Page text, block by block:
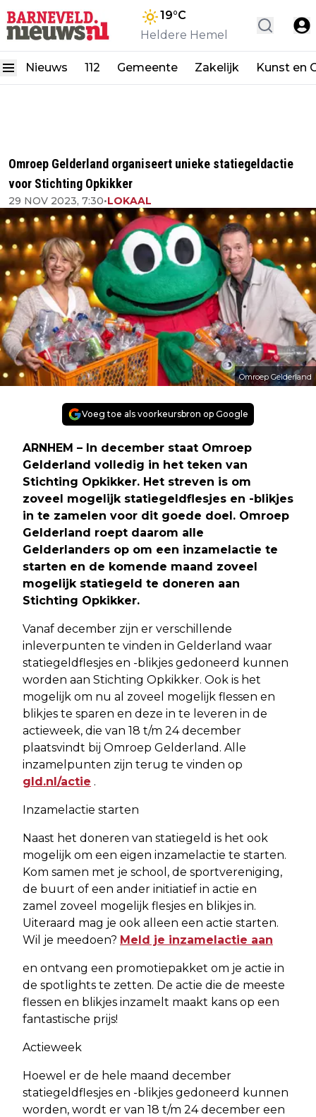
19°C
Heldere Hemel
Nieuws 112 Gemeente Zakelijk Kunst en
Omroep Gelderland organiseert unieke statiegeldactie
voor Stichting Opkikker
29 NOV 2023, 7:30•LOKAAL
Omroep Gelderland
Voeg toe als voorkeursbron op Google
ARNHEM – In december staat Omroep
Gelderland volledig in het teken van
Stichting Opkikker. Het streven is om
zoveel mogelijk statiegeldflesjes en -blikjes
in te zamelen voor dit goede doel. Omroep
Gelderland roept daarom alle
Gelderlanders op om een inzamelactie te
starten en de komende maand zoveel
mogelijk statiegeld te doneren aan
Stichting Opkikker.
Vanaf december zijn er verschillende
inleverpunten te vinden in Gelderland waar
statiegeldflesjes en -blikjes gedoneerd kunnen
worden aan Stichting Opkikker. Ook is het
mogelijk om nu al zoveel mogelijk flessen en
blikjes te sparen en deze in te leveren in de
actieweek, die van 18 t/m 24 december
plaatsvindt bij Omroep Gelderland. Alle
inzamelpunten zijn terug te vinden op
gld.nl/actie .
Inzamelactie starten
Naast het doneren van statiegeld is het ook
mogelijk om een eigen inzamelactie te starten.
Kom samen met je school, de sportvereniging,
de buurt of een ander initiatief in actie en
zamel zoveel mogelijk flesjes en blikjes in.
Uiteraard mag je ook alleen een actie starten.
Wil je meedoen? Meld je inzamelactie aan
en ontvang een promotiepakket om je actie in
de spotlights te zetten. De actie die de meeste
flessen en blikjes inzamelt maakt kans op een
fantastische prijs!
Actieweek
Hoewel er de hele maand december
statiegeldflesjes en -blikjes gedoneerd kunnen
worden, wordt er van 18 t/m 24 december een